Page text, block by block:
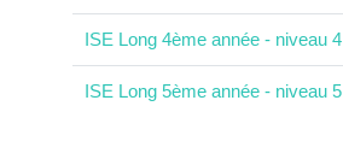
ISE Long 4ème année - niveau 4
ISE Long 5ème année - niveau 5